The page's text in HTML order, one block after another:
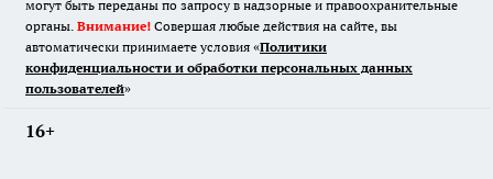
могут быть переданы по запросу в надзорные и правоохранительные
органы. Внимание! Совершая любые действия на сайте, вы
автоматически принимаете условия «Политики
конфиденциальности и обработки персональных данных
пользователей»
16+